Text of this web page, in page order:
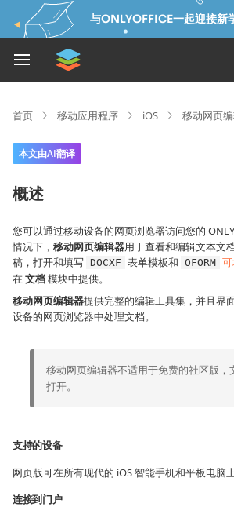
与ONLYOFFICE一起迎接新
首页 移动应用程序 iOS 移动网页
本文由AI翻译
概述
您可以通过移动设备的网页浏览器访问您的
情况下， 移动网页编辑器用于查看和编辑文本文
稿，打开和填写 DOCXF 表单模板和 OFORM
在文档模块中提供。
移动网页编辑器提供完整的编辑工具集，并且界
设备的网页浏览器中处理文档。
移动网页编辑器不适用于免费的社区版，
打开。
支持的设备
网页版可在所有现代的 iOS 智能手机和平板电脑上
连接到门户